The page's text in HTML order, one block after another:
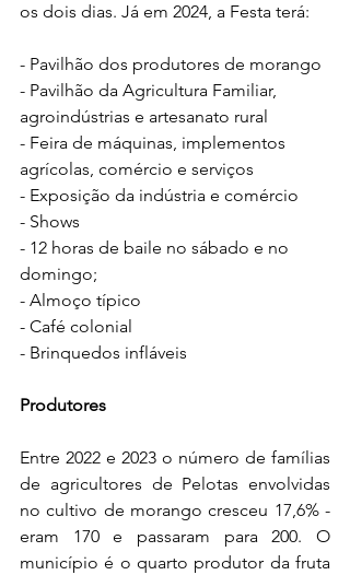
os dois dias. Já em 2024, a Festa terá:
- Pavilhão dos produtores de morango
- Pavilhão da Agricultura Familiar,
agroindústrias e artesanato rural
- Feira de máquinas, implementos
agrícolas, comércio e serviços
- Exposição da indústria e comércio
- Shows
- 12 horas de baile no sábado e no
domingo;
- Almoço típico
- Café colonial
- Brinquedos infláveis
Produtores
Entre 2022 e 2023 o número de famílias
de agricultores de Pelotas envolvidas
no cultivo de morango cresceu 17,6% -
eram 170 e passaram para 200. O
município é o quarto produtor da fruta